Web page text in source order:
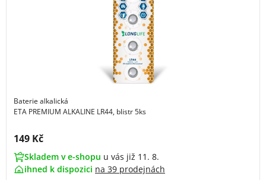
Baterie alkalická
ETA PREMIUM ALKALINE LR44, blistr 5ks
Cena s DPH:
149 Kč
Skladem v e-shopu u vás již 11. 8.
ihned k dispozici na 39 prodejnách